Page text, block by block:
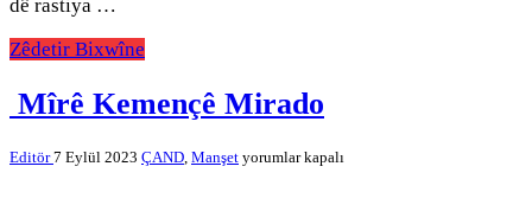
dê rastiya …
Zêdetir Bixwîne
Mîrê Kemençê Mirado
Editör7 Eylül 2023 ÇAND Manşet Mîrê
yorumlar kapalı